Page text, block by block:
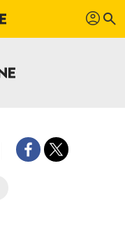
profil search